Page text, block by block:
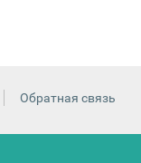
Обратная связь